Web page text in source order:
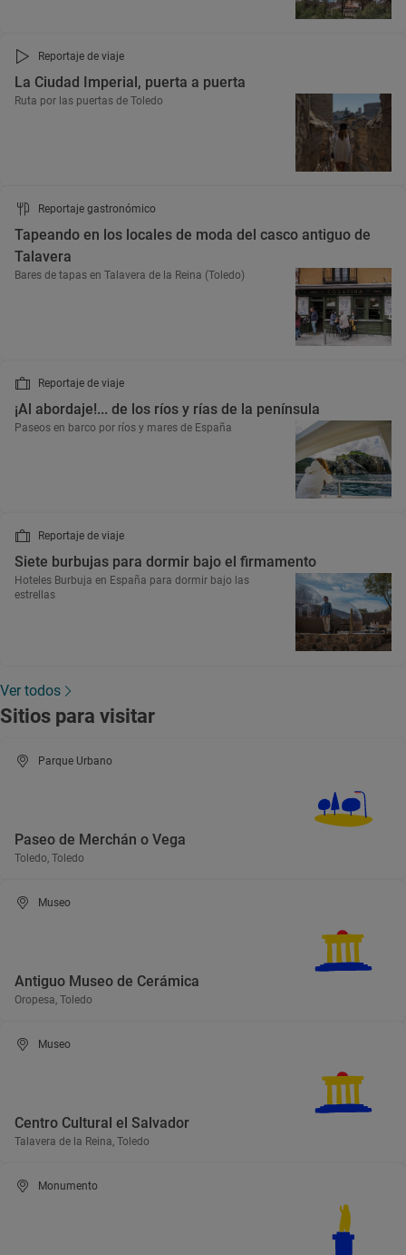
Reportaje de viaje
La Ciudad Imperial, puerta a puerta
Ruta por las puertas de Toledo
Reportaje gastronómico
Tapeando en los locales de moda del casco antiguo de
Talavera
Bares de tapas en Talavera de la Reina (Toledo)
Reportaje de viaje
¡Al abordaje!... de los ríos y rías de la península
Paseos en barco por ríos y mares de España
Reportaje de viaje
Siete burbujas para dormir bajo el firmamento
Hoteles Burbuja en España para dormir bajo las
estrellas
Ver todos
Sitios para visitar
Parque Urbano
Paseo de Merchán o Vega
Toledo, Toledo
Museo
Antiguo Museo de Cerámica
Oropesa, Toledo
Museo
Centro Cultural el Salvador
Talavera de la Reina, Toledo
Monumento